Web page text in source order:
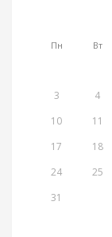
Пн Вт
3
4
10
11
17
18
24
25
31